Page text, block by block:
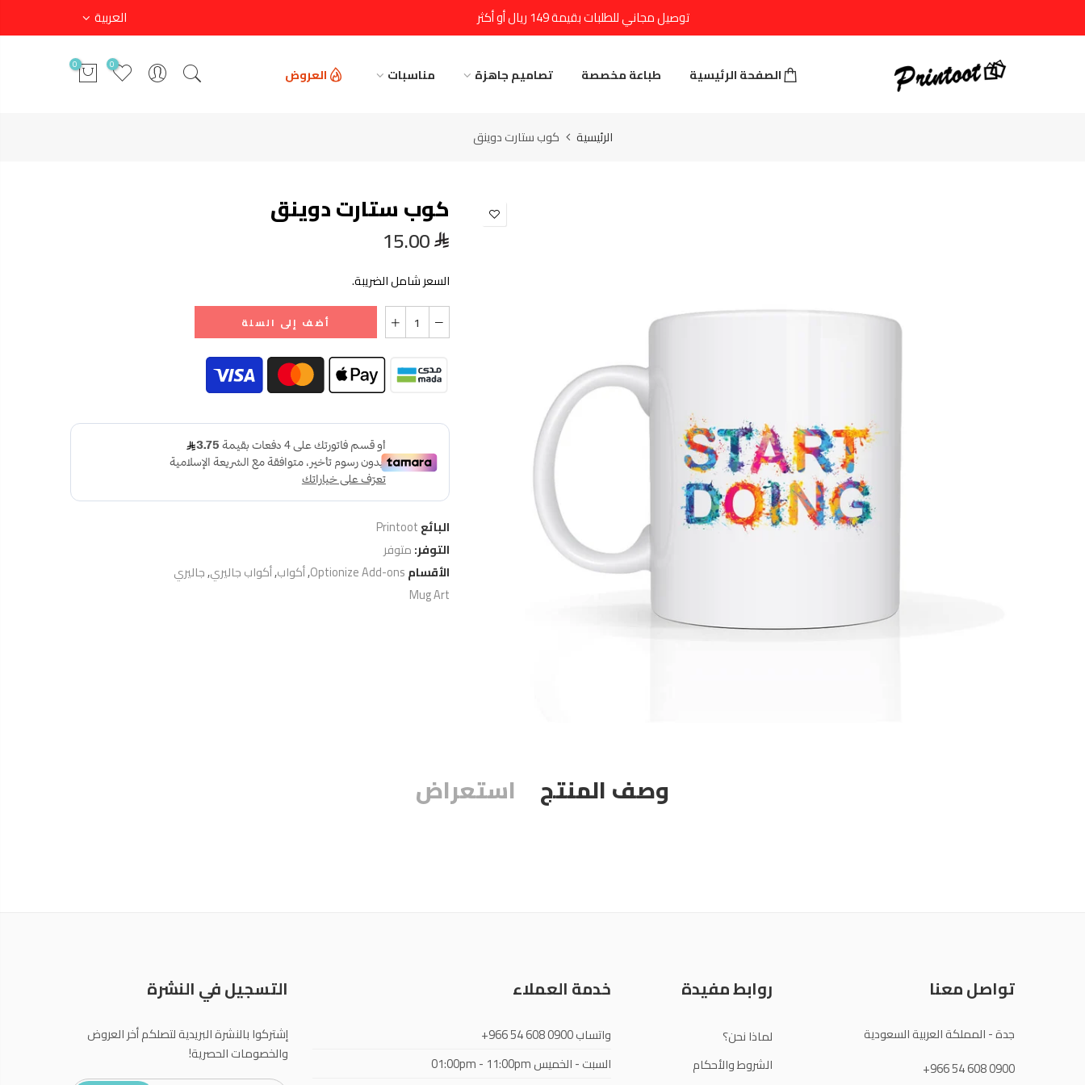
توصيل مجاني للطلبات بقيمة 149 ريال أو أكثر العربية
الصفحة الرئيسية طباعة مخصصة تصاميم جاهزة مناسبات العروض 0
0
الرئيسية كوب ستارت دوينق
كوب ستارت دوينق
15.00
السعر شامل الضريبة.
أضف إلى السلة
البائعPrintoot
التوفر:متوفر
الأقسامOptionize Add-ons
,أكواب,أكواب جاليري,جاليري
Mug Art
وصف المنتج استعراض
تواصل معنا
جدة - المملكة العربية السعودية
+966 54 608 0900
روابط مفيدة
لماذا نحن؟
الشروط والأحكام
خدمة العملاء
واتساب+966 54 608 0900
السبت - الخميس01:00pm - 11:00pm
التسجيل في النشرة
إشتركوا بالنشرة البريدية لتصلكم أخر العروض
والخصومات الحصرية!